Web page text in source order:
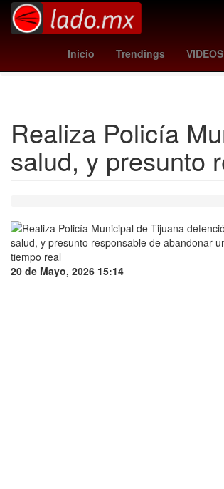
Inicio Trendings VIDEOS
Nintendo mormon
Realiza Policía
salud, y presunto
20 de Mayo, 2026 15:14